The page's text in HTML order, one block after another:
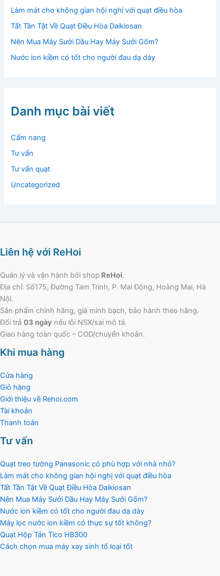
Làm mát cho không gian hội nghị với quạt điều hòa
Tất Tần Tật Về Quạt Điều Hòa Daikiosan
Nên Mua Máy Sưởi Dầu Hay Máy Sưởi Gốm?
Nước ion kiềm có tốt cho người đau dạ dày
Danh mục bài viết
Cẩm nang
Tư vấn
Tư vấn quạt
Uncategorized
Liên hệ với ReHoi
Quản lý và vận hành bởi shop ReHoi.
Địa chỉ: Số175, Đường Tam Trinh, P. Mai Động, Hoàng Mai, Hà
Nội.
Sản phẩm chính hãng, giá minh bạch, bảo hành theo hãng.
Đổi trả 03 ngày nếu lỗi NSX/sai mô tả.
Giao hàng toàn quốc – COD/chuyển khoản.
Khi mua hàng
Cửa hàng
Giỏ hàng
Giới thiệu về Rehoi.com
Tài khoản
Thanh toán
Tư vấn
Quạt treo tường Panasonic có phù hợp với nhà nhỏ?
Làm mát cho không gian hội nghị với quạt điều hòa
Tất Tần Tật Về Quạt Điều Hòa Daikiosan
Nên Mua Máy Sưởi Dầu Hay Máy Sưởi Gốm?
Nước ion kiềm có tốt cho người đau dạ dày
Máy lọc nước ion kiềm có thực sự tốt không?
Quạt Hộp Tản Tico HB300
Cách chọn mua máy xay sinh tố loại tốt